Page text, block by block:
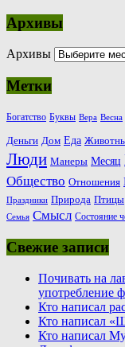
Архивы
Архивы
Метки
Богатство Буквы Вера Весна
Деньги Дом Еда
Люди Манеры Месяц
Общество Отношения
Праздники Природа Птицы
Семья Смысл Состояние
Свежие записи
Почивать на
употребление
Кто написал
Кто написал
Кто написал